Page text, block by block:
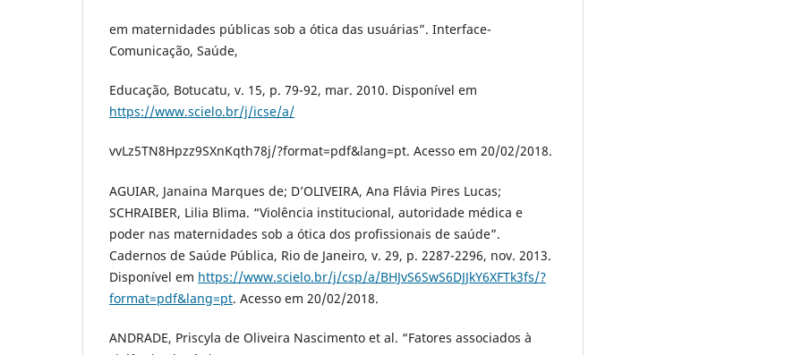
em maternidades públicas sob a ótica das usuárias”. Interface-
Comunicação, Saúde,
Educação, Botucatu, v. 15, p. 79-92, mar. 2010. Disponível em
https://www.scielo.br/j/icse/a/
vvLz5TN8Hpzz9SXnKqth78j/?format=pdf&lang=pt. Acesso em 20/02/2018.
AGUIAR, Janaina Marques de; D’OLIVEIRA, Ana Flávia Pires Lucas;
SCHRAIBER, Lilia Blima. “Violência institucional, autoridade médica e
poder nas maternidades sob a ótica dos profissionais de saúde”.
Cadernos de Saúde Pública, Rio de Janeiro, v. 29, p. 2287-2296, nov. 2013.
Disponível em https://www.scielo.br/j/csp/a/BHJvS6SwS6DJJkY6XFTk3fs/?
format=pdf&lang=pt. Acesso em 20/02/2018.
ANDRADE, Priscyla de Oliveira Nascimento et al. “Fatores associados à